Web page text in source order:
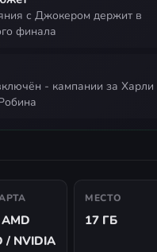
финала
/ NVIDIA
МЕСТО
17 ГБ